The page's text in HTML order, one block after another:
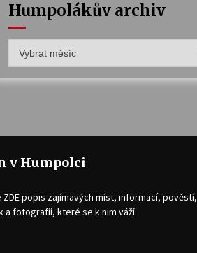
Humpolákův archiv
archiv
v Humpolci
ZDE popis zajímavých míst, informací, pověstí,
a fotografíí, které se k nim váží.